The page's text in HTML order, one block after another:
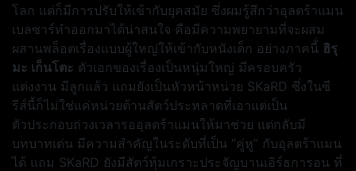
โลก แต่ก็มีการปรับให้เข้ากับยุคสมัย ซึ่งผมรู้สึกว่าอุลตร้าแมน
เบลซาร์ทำออกมาได้น่าสนใจ คือมีความพยายามที่จะผสม
ผสานพล็อตเรื่องแบบผู้ใหญ่ให้เข้ากับหนังเด็ก อย่างภาคนี้่ ฮิรุ
มะ เก็นโตะ ตัวเอกของเรื่องเป็นหนุ่มใหญ่ มีครอบครัว
แต่งงาน มีลูกแล้ว แถมยังเป็นหัวหน้าหน่วย SKaRD ซึ่งในซี
รีส์นี้ก็ไม่ใช่แค่หน่วยต้านสัตว์ประหลาดที่เอาแต่เป็น
ตัวประกอบถ่วงเวลารออุลตร้าแมนให้มาช่วย แต่กลับมี
บทบาทเด่น มีความสำคัญในระดับที่เป็น “คู่หู” กับอุลตร้าแมน
ได้ แถม SKaRD ยังมีสัตว์หุ้มเกราะประจัญบานเอิร์ธการอน ที่